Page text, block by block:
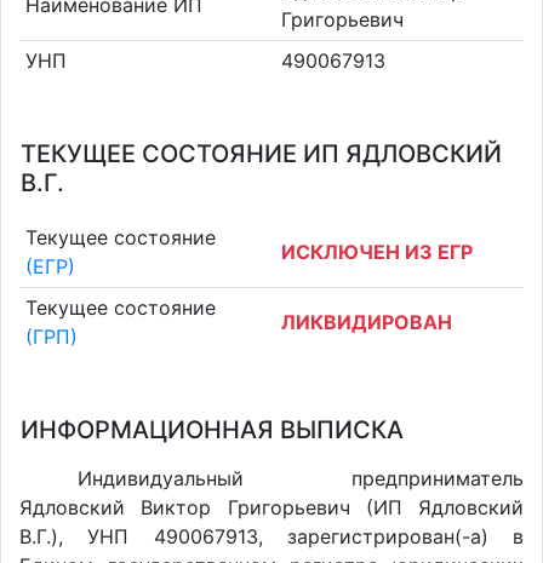
Григорьевич
УНП
490067913
ТЕКУЩЕЕ СОСТОЯНИЕ ИП ЯДЛОВСКИЙ
В.Г.
Текущее состояние
(ЕГР)
ИСКЛЮЧЕН ИЗ ЕГР
Текущее состояние
(ГРП)
ЛИКВИДИРОВАН
ИНФОРМАЦИОННАЯ ВЫПИСКА
Индивидуальный предприниматель
Ядловский Виктор Григорьевич (ИП Ядловский
В.Г.), УНП 490067913, зарегистрирован(-а) в